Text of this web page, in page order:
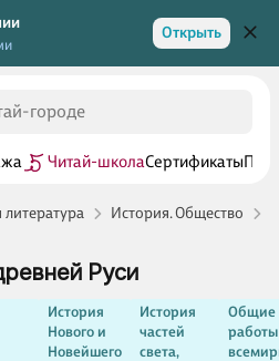
Открыть
Читай-школаСертификаты
История. Общество
Руси
История
Нового и
Новейшего
История
частей
света,
Общие